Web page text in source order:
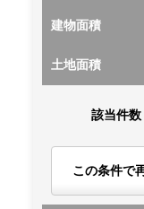
建物面積
土地面積
該当件数
この条件で